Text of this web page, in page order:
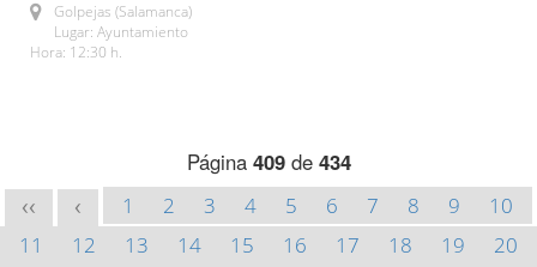
Golpejas (Salamanca)
Lugar: Ayuntamiento
Hora: 12:30 h.
Página 409de 434
<< < 1 2 3 4 5 6 7 8 9
10
11
12 13 14 15 16 17 18 19
20